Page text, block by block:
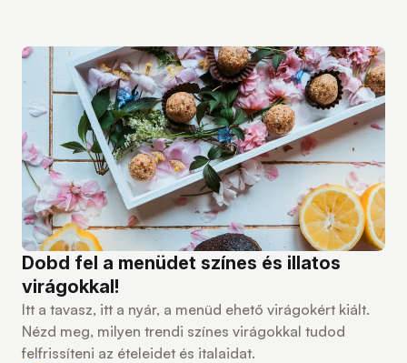
Dobd fel a menüdet színes és illatos
virágokkal!
Itt a tavasz, itt a nyár, a menüd ehető virágokért kiált.
Nézd meg, milyen trendi színes virágokkal tudod
felfrissíteni az ételeidet és italaidat.